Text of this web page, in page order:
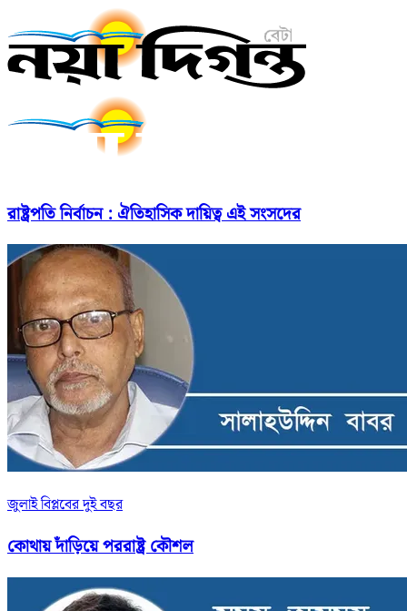
রাষ্ট্রপতি নির্বাচন : ঐতিহাসিক দায়িত্ব এই সংসদের
জুলাই বিপ্লবের দুই বছর
কোথায় দাঁড়িয়ে পররাষ্ট্র কৌশল